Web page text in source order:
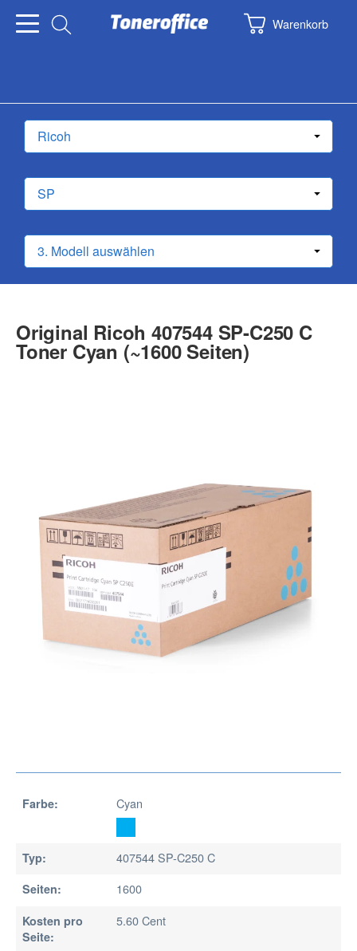
Warenkorb
Original Ricoh 407544 SP-C250 C
Toner Cyan (~1600 Seiten)
Farbe: Cyan
Typ: 407544 SP-C250 C
Seiten: 1600
Kosten pro
Seite:
5.60 Cent